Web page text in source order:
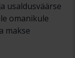
usaldusväärse
omanikule
makse